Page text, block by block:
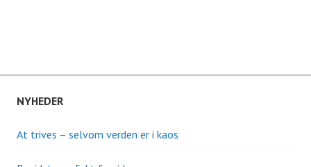
NYHEDER
At trives – selvom verden er i kaos